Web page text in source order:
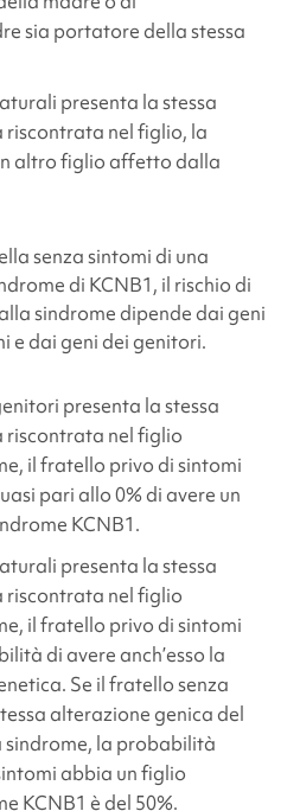
sia portatore della stessa
presenta la stessa
nel figlio, la
altro figlio affetto dalla
senza sintomi di una
di KCNB1, il rischio di
sindrome dipende dai geni
e dai geni dei genitori.
presenta la stessa
riscontrata nel figlio
il fratello privo di sintomi
pari allo 0% di avere un
KCNB1.
presenta la stessa
riscontrata nel figlio
il fratello privo di sintomi
di avere anch’esso la
Se il fratello senza
alterazione genica del
la probabilità
abbia un figlio
KCNB1 è del 50%.